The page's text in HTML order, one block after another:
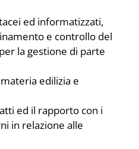
ed informatizzati,
e controllo del
la gestione di parte
edilizia e
ed il rapporto con i
in relazione alle